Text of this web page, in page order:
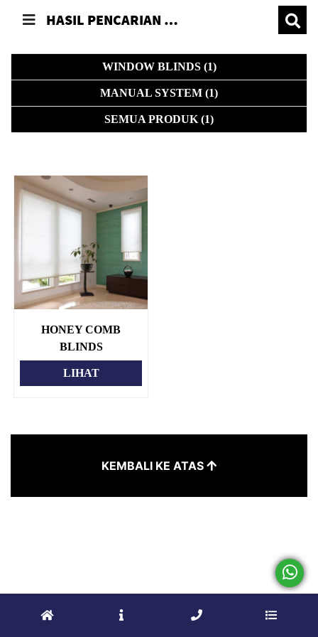
HASIL PENCARIAN 'HONEY COMB BLINDS'
WINDOW BLINDS (1)
MANUAL SYSTEM (1)
SEMUA PRODUK (1)
HONEY COMB
BLINDS
LIHAT
FILTER
KEMBALI KE ATAS